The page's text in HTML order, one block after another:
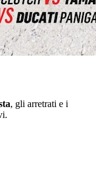
, gli arretrati e i